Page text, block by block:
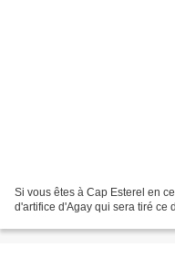
Si vous êtes à Cap Esterel en
d'artifice d'Agay qui sera tiré ce